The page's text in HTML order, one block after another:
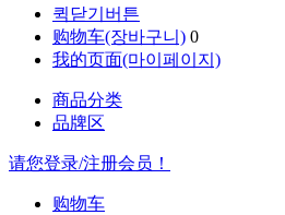
퀵닫기버튼
购物车(장바구니) 0
我的页面(마이페이지)
商品分类
品牌区
请您登录/注册会员！
购物车